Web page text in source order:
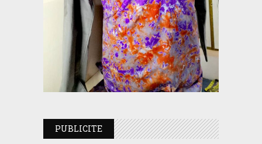
PUBLICITE